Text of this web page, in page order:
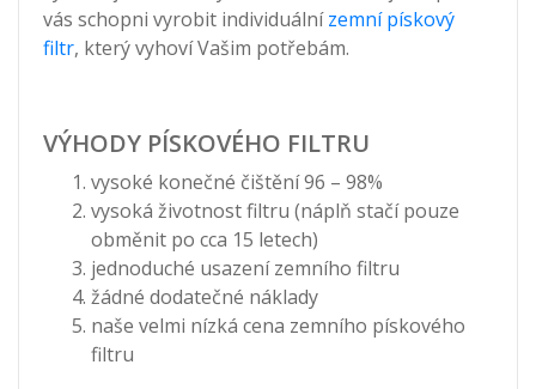
vás schopni vyrobit individuálnízemní pískový
filtr, který vyhoví Vašim potřebám.
VÝHODY PÍSKOVÉHO FILTRU
vysoké konečné čištění 96 – 98%
vysoká životnost filtru (náplň stačí pouze
obměnit po cca 15 letech)
jednoduché usazení zemního filtru
žádné dodatečné náklady
naše velmi nízká cena zemního pískového
filtru